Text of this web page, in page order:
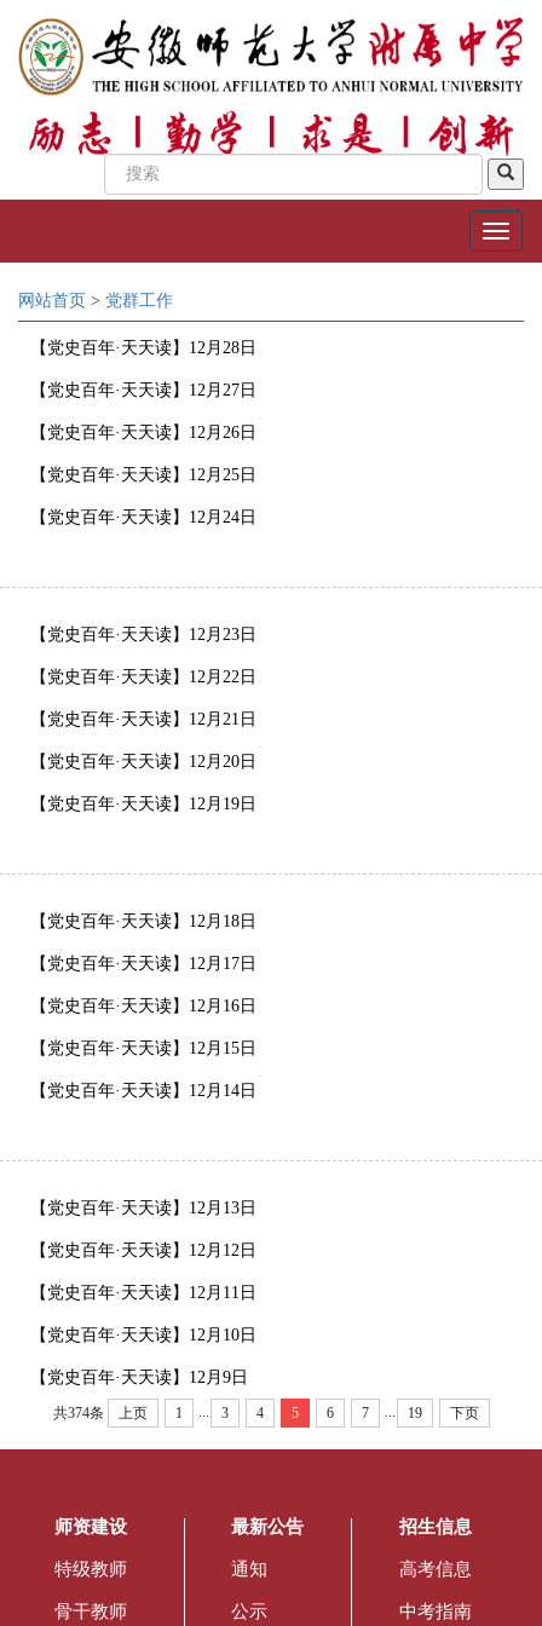
网站首页 > 党群工作
【党史百年·天天读】12月28日
【党史百年·天天读】12月27日
【党史百年·天天读】12月26日
【党史百年·天天读】12月25日
【党史百年·天天读】12月24日
【党史百年·天天读】12月23日
【党史百年·天天读】12月22日
【党史百年·天天读】12月21日
【党史百年·天天读】12月20日
【党史百年·天天读】12月19日
【党史百年·天天读】12月18日
【党史百年·天天读】12月17日
【党史百年·天天读】12月16日
【党史百年·天天读】12月15日
【党史百年·天天读】12月14日
【党史百年·天天读】12月13日
【党史百年·天天读】12月12日
【党史百年·天天读】12月11日
【党史百年·天天读】12月10日
【党史百年·天天读】12月9日
共374条 上页 1 3 4 5 6 7 19 下页
师资建设
特级教师
骨干教师
最新公告
通知
公示
招生信息
高考信息
中考指南